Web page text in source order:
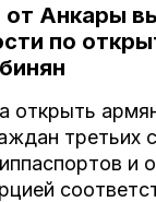
Анкары
по
открыть
третьих
и